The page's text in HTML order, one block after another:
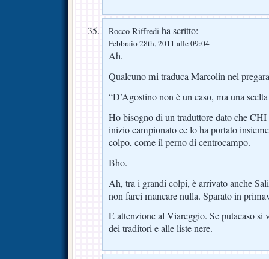
Rocco Riffredi ha scritto:
Febbraio 28th, 2011 alle 09:04
Ah.
Qualcuno mi traduca Marcolin nel
“D’Agostino non è un caso, ma una
Ho bisogno di un traduttore dato che CHI
inizio campionato ce lo ha portato
colpo, come il perno di centrocampo.
Bho.
Ah, tra i grandi colpi, è arrivato anche
non farci mancare nulla. Sparato in
E attenzione al Viareggio. Se putacaso si
dei traditori e alle liste nere.